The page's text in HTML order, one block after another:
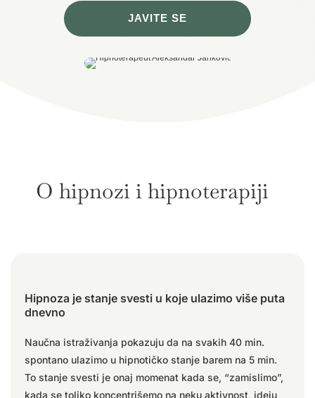
JAVITE SE
O hipnozi i hipnoterapiji
Hipnoza je stanje svesti u koje ulazimo više puta
dnevno
Naučna istraživanja pokazuju da na svakih 40 min.
spontano ulazimo u hipnotičko stanje barem na 5 min.
To stanje svesti je onaj momenat kada se, “zamislimo”,
kada se toliko koncentrišemo na neku aktivnost, ideju,